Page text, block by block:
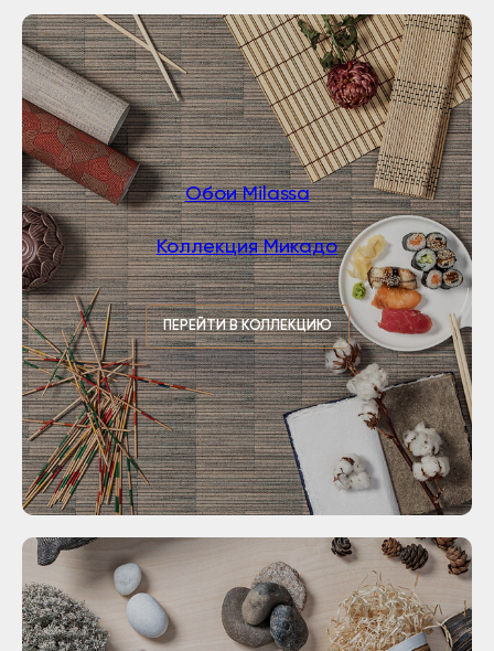
Обои Milassa
Коллекция Микадо
ПЕРЕЙТИ В КОЛЛЕКЦИЮ